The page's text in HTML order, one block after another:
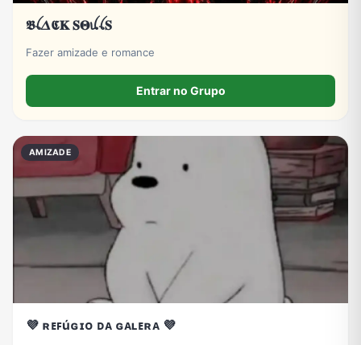
𝕭ꪶ𝜟𝕮𝐊 𝐒𝚯ꪊꪶ𝐒
Fazer amizade e romance
Entrar no Grupo
AMIZADE
💜 ʀᴇꜰúɢɪᴏ ᴅᴀ ɢᴀʟᴇʀᴀ 💜